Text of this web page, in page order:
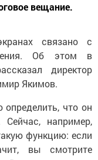
вещание.
связано с
Об этом в
директор
Якимов.
что он
например,
функцию: если
вы смотрите